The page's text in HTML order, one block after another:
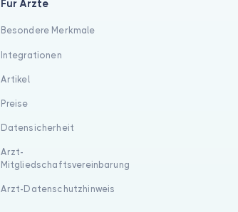
Für Ärzte
Besondere Merkmale
Integrationen
Artikel
Preise
Datensicherheit
Arzt-
Mitgliedschaftsvereinbarung
Arzt-Datenschutzhinweis